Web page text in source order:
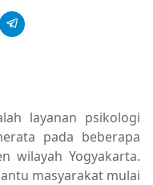
layanan psikologi
pada beberapa
wilayah Yogyakarta.
masyarakat mulai